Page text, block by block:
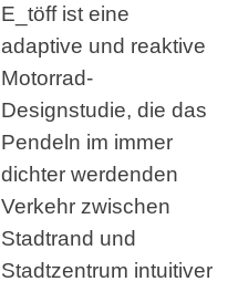
E_töff ist eine
adaptive und reaktive
Motorrad-
Designstudie, die das
Pendeln im immer
dichter werdenden
Verkehr zwischen
Stadtrand und
Stadtzentrum intuitiver